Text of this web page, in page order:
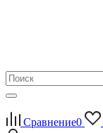
Сравнение0